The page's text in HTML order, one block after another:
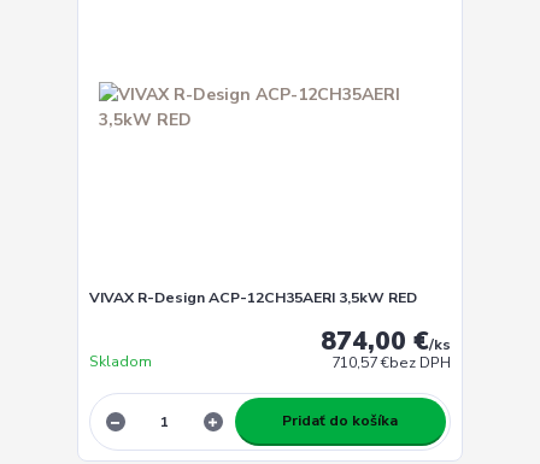
VIVAX R-Design ACP-12CH35AERI 3,5kW RED
874,00 €/ks
710,57 €bez DPH
Skladom
Pridať do košíka